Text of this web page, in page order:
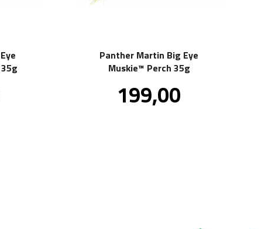
Panther Martin Big Eye
Muskie™ Perch 35g
Pris
199,00